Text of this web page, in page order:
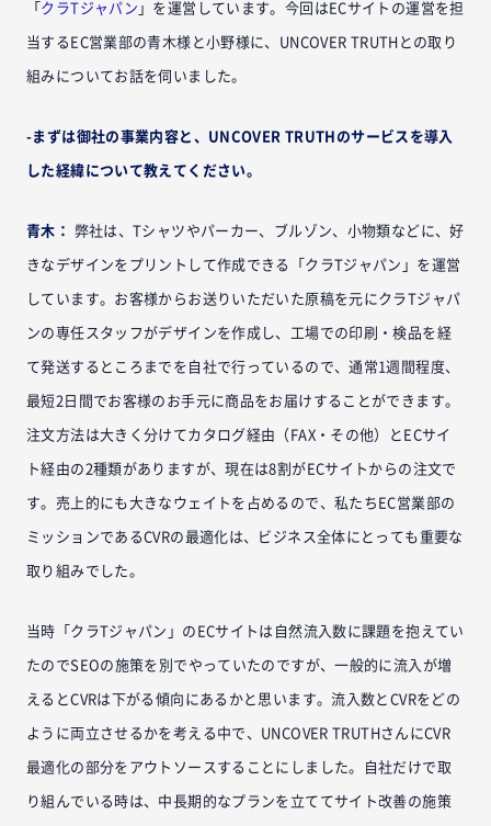
「 クラTジャパン 」を運営しています。今回はECサイトの運営を担
当するEC営業部の青木様と小野様に、UNCOVER TRUTHとの取り
組みについてお話を伺いました。
-まずは御社の事業内容と、UNCOVER TRUTHのサービスを導入
した経緯について教えてください。
青木： 弊社は、Tシャツやパーカー、ブルゾン、小物類などに、好
きなデザインをプリントして作成できる「クラTジャパン」を運営
しています。お客様からお送りいただいた原稿を元にクラTジャパ
ンの専任スタッフがデザインを作成し、工場での印刷・検品を経
て発送するところまでを自社で行っているので、通常1週間程度、
最短2日間でお客様のお手元に商品をお届けすることができます。
注文方法は大きく分けてカタログ経由（FAX・その他）とECサイ
ト経由の2種類がありますが、現在は8割がECサイトからの注文で
す。売上的にも大きなウェイトを占めるので、私たちEC営業部の
ミッションであるCVRの最適化は、ビジネス全体にとっても重要な
取り組みでした。
当時「クラTジャパン」のECサイトは自然流入数に課題を抱えてい
たのでSEOの施策を別でやっていたのですが、一般的に流入が増
えるとCVRは下がる傾向にあるかと思います。流入数とCVRをどの
ように両立させるかを考える中で、UNCOVER TRUTHさんにCVR
最適化の部分をアウトソースすることにしました。自社だけで取
り組んでいる時は、中長期的なプランを立ててサイト改善の施策